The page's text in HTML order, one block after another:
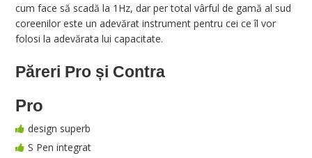
cum face să scadă la 1Hz, dar per total vârful de gamă al sud
coreenilor este un adevărat instrument pentru cei ce îl vor
folosi la adevărata lui capacitate.
Păreri Pro și Contra
Pro
design superb
S Pen integrat